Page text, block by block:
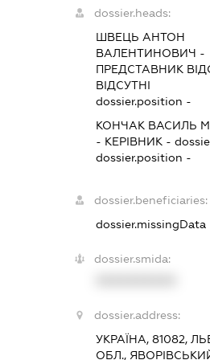
dossier.heads:
ШВЕЦЬ АНТОН
ВАЛЕНТИНОВИЧ -
ПРЕДСТАВНИК
ВІДСУТНІ
dossier.position -
КОНЧАК ВАСИЛЬ
- КЕРІВНИК -
dossier.position -
dossier.beneficiaries:
dossier.missingData
dossier.smida:
dossier.address:
УКРАЇНА, 81082,
ОБЛ.,